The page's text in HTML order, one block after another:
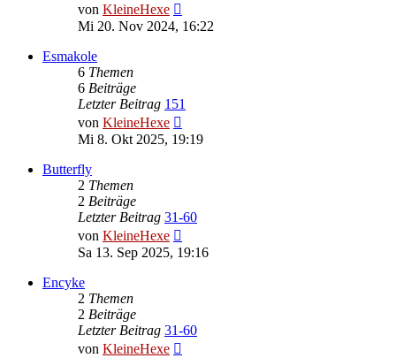
von KleineHexe
Beitrag
Mi 20. Nov 2024, 16:22
Esmakole
6 Themen
6 Beiträge
Letzter Beitrag 151
von KleineHexe
Beitrag
Mi 8. Okt 2025, 19:19
Butterfly
2 Themen
2 Beiträge
Letzter Beitrag 31-60
von KleineHexe
Beitrag
Sa 13. Sep 2025, 19:16
Encyke
2 Themen
2 Beiträge
Letzter Beitrag 31-60
von KleineHexe